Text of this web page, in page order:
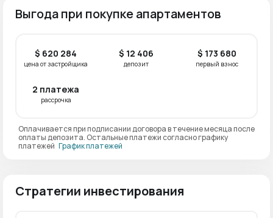
Выгода при покупке апартаментов
$ 620 284
цена от застройщика
$ 12 406
депозит
$ 173 680
первый взнос
2 платежа
рассрочка
Оплачивается при подписании договора в течение месяца после
оплаты депозита. Остальные платежи согласно графику
платежей График платежей
Стратегии инвестирования